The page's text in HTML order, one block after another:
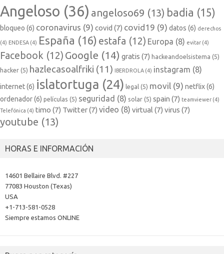
Angeloso (36) angeloso69 (13) badia (15)
bloqueo (6) coronavirus (9) covid (7) covid19 (9) datos (6) derechos
(4) ENDESA (4) España (16) estafa (12) Europa (8) evitar (4)
Facebook (12) Google (14) gratis (7) hackeandoelsistema (5)
hacker (5) hazlecasoalfriki (11) IBERDROLA (4) instagram (8)
internet(6) islatortuga (24) legal (5) movil (9) netflix(6)
ordenador(6) películas (5) seguridad (8) solar (5) spain (7) teamviewer (4)
Telefónica (4) timo (7) Twitter(7) video (8) virtual (7) virus (7)
youtube (13)
HORAS E INFORMACIÓN
14601 Bellaire Blvd. #227
77083 Houston (Texas)
USA
+1-713-581-0528
Siempre estamos ONLINE